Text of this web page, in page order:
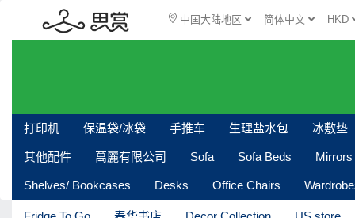
中国大陆地区 简体中文 HKD
打印机 保温袋/冰袋 手推车 生理盐水包 冰敷垫
其他配件 萬麗有限公司 Sofa Sofa Beds Mirrors
Shelves/ Bookcases Desks Office Chairs